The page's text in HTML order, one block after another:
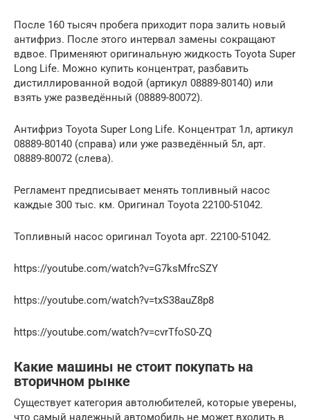
После 160 тысяч пробега приходит пора залить новый
антифриз. После этого интервал замены сокращают
вдвое. Применяют оригинальную жидкость Toyota Super
Long Life. Можно купить концентрат, разбавить
дистиллированной водой (артикул 08889-80140) или
взять уже разведённый (08889-80072).
Антифриз Toyota Super Long Life. Концентрат 1л, артикул
08889-80140 (справа) или уже разведённый 5л, арт.
08889-80072 (слева).
Регламент предписывает менять топливный насос
каждые 300 тыс. км. Оригинал Toyota 22100-51042.
Топливный насос оригинал Toyota арт. 22100-51042.
https://youtube.com/watch?v=G7ksMfrcSZY
https://youtube.com/watch?v=txS38auZ8p8
https://youtube.com/watch?v=cvrTfoS0-ZQ
Какие машины не стоит покупать на
вторичном рынке
Существует категория автолюбителей, которые уверены,
что самый надежный автомобиль не может входить в